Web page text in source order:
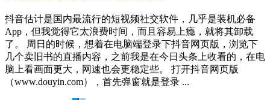
抖音估计是国内最流行的短视频社交软件，几乎是装机必备
App，但我觉得它太浪费时间，而且容易上瘾，就将其卸载
了。 周日的时候，想着在电脑端登录下抖音网页版，浏览下
几个卖旧书的直播内容，之前我是在今日头条上收看的，在电
脑上看画面更大，网速也会更稳定些。 打开抖音网页版
（www.douyin.com），首先弹窗就是登录 ...